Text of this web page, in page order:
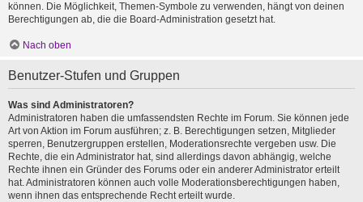
können. Die Möglichkeit, Themen-Symbole zu verwenden, hängt von deinen
Berechtigungen ab, die die Board-Administration gesetzt hat.
Nach oben
Benutzer-Stufen und Gruppen
Was sind Administratoren?
Administratoren haben die umfassendsten Rechte im Forum. Sie können jede
Art von Aktion im Forum ausführen; z. B. Berechtigungen setzen, Mitglieder
sperren, Benutzergruppen erstellen, Moderationsrechte vergeben usw. Die
Rechte, die ein Administrator hat, sind allerdings davon abhängig, welche
Rechte ihnen ein Gründer des Forums oder ein anderer Administrator erteilt
hat. Administratoren können auch volle Moderationsberechtigungen haben,
wenn ihnen das entsprechende Recht erteilt wurde.